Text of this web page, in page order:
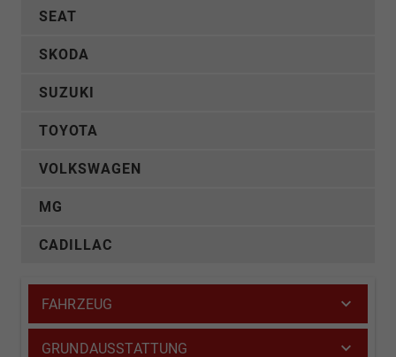
SEAT
SKODA
SUZUKI
TOYOTA
VOLKSWAGEN
MG
CADILLAC
FAHRZEUG
GRUNDAUSSTATTUNG